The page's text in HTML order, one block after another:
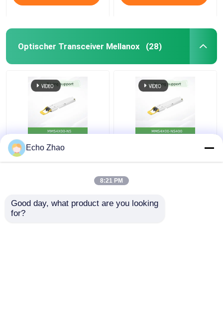
Optischer Transceiver Mellanox (28)
MMS4X00-Ns 800
GBit/s Twin-Port Osfp
Single-Port Osfp
Single-Mode Dr4-
Echo Zhao
8:21 PM
Good day, what product are you looking
for?